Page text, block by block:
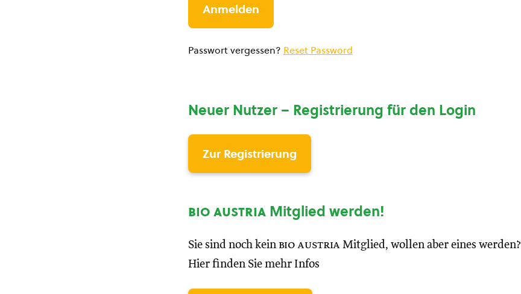
Passwort vergessen? Reset Password
Neuer Nutzer – Registrierung für den Login
Zur Registrierung
bio austria Mitglied werden!
Sie sind noch kein bio austria Mitglied, wollen aber eines werden?
Hier finden Sie mehr Infos